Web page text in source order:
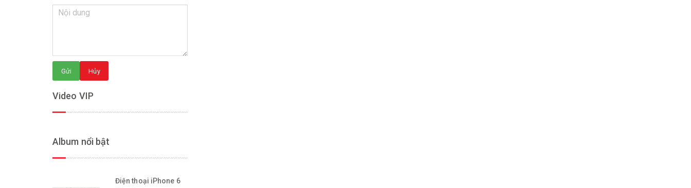
Gửi Hủy
Video VIP
Album nổi bật
Điện thoại iPhone 6